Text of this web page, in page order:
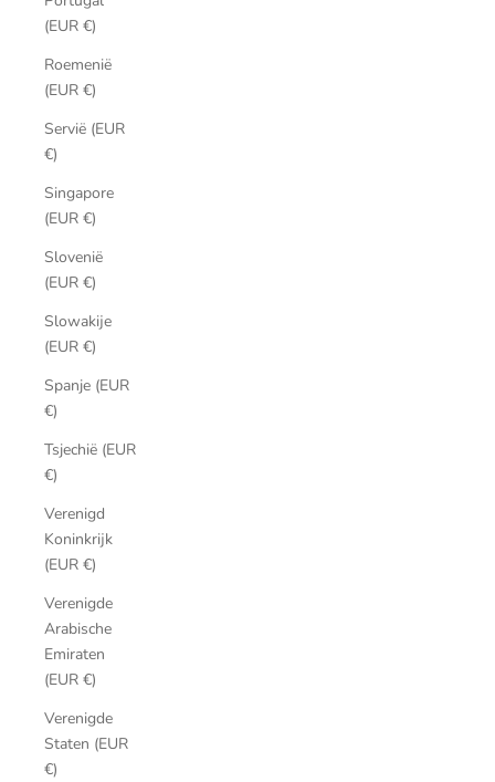
(EUR €)
Roemenië
(EUR €)
Servië (EUR
€)
Singapore
(EUR €)
Slovenië
(EUR €)
Slowakije
(EUR €)
Spanje (EUR
€)
Tsjechië (EUR
€)
Verenigd
Koninkrijk
(EUR €)
Verenigde
Arabische
Emiraten
(EUR €)
Verenigde
Staten (EUR
€)